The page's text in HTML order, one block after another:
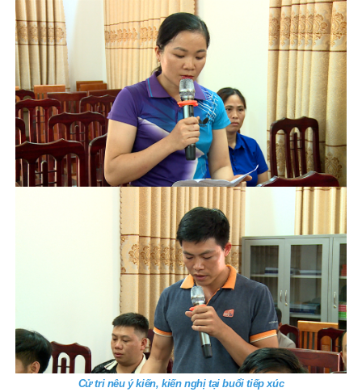
Cử tri nêu ý kiến, kiến nghị tại buổi tiếp xúc